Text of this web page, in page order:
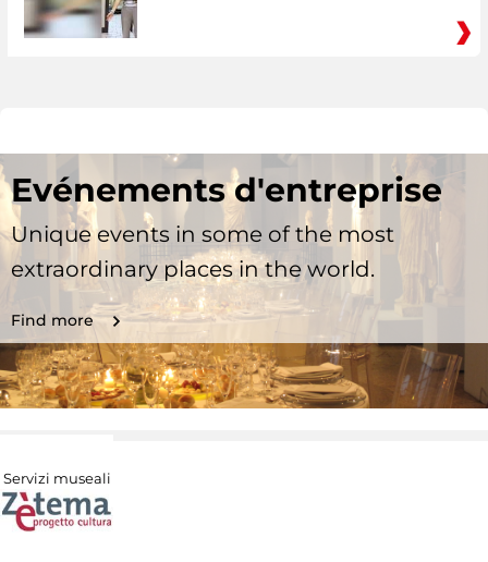
Evénements d'entreprise
Unique events in some of the most
extraordinary places in the world.
Find more
Servizi museali